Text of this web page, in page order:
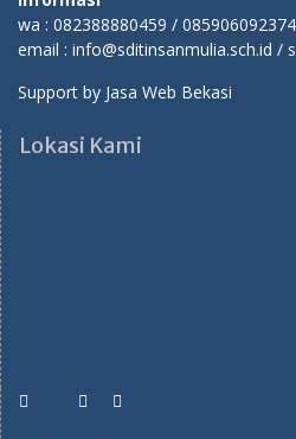
wa : 082388880459 / 085906092374
email : info@sditinsanmulia.sch.id /
Support by Jasa Web Bekasi
Lokasi Kami